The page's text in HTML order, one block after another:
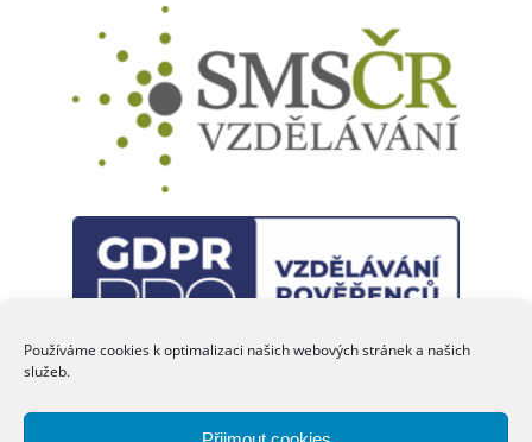
Používáme cookies k optimalizaci našich webových stránek a našich
služeb.